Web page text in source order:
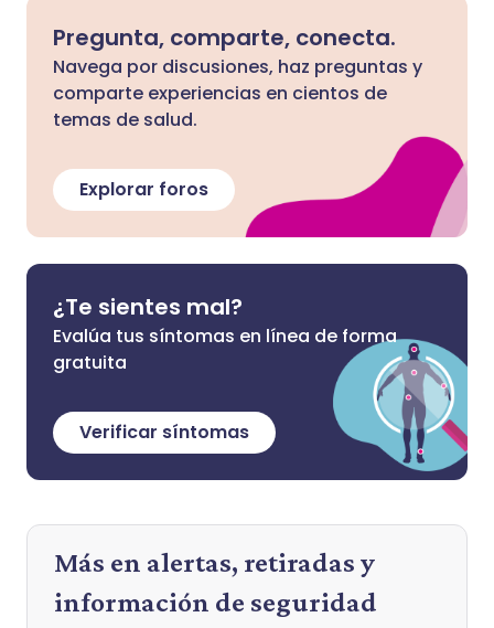
Pregunta, comparte, conecta.
Navega por discusiones, haz preguntas y
comparte experiencias en cientos de
temas de salud.
Explorar foros
¿Te sientes mal?
Evalúa tus síntomas en línea de forma
gratuita
Verificar síntomas
Más en alertas, retiradas y
información de seguridad